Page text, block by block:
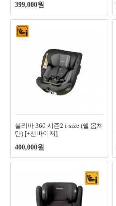
399,000원
블리바 360 시즌2 i-size (쉘 몸체
만) [+선바이저]
400,000원